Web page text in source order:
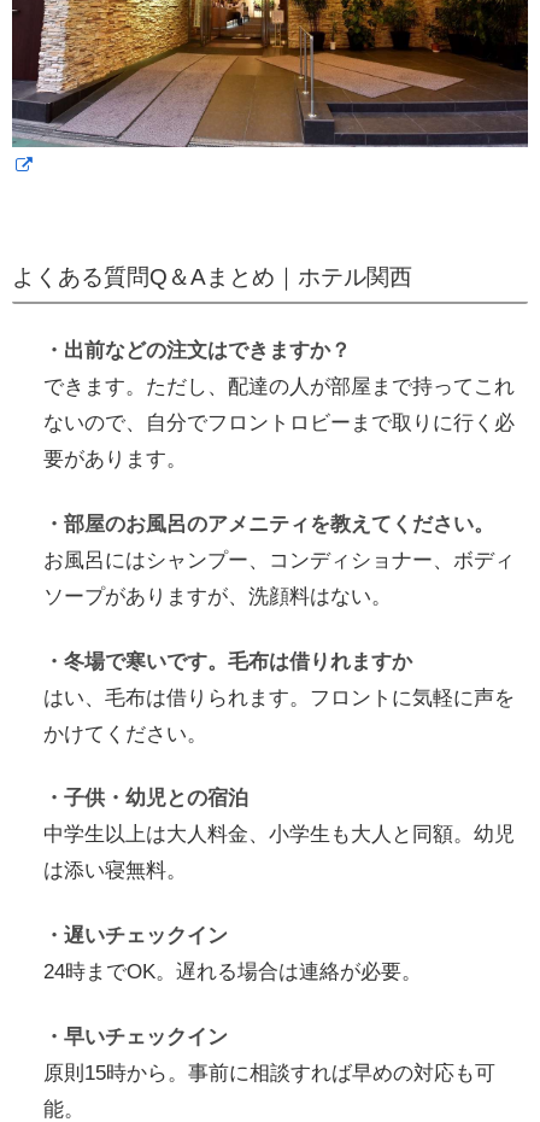
よくある質問Q＆Aまとめ｜ホテル関西
・出前などの注文はできますか？
できます。ただし、配達の人が部屋まで持ってこれ
ないので、自分でフロントロビーまで取りに行く必
要があります。
・部屋のお風呂のアメニティを教えてください。
お風呂にはシャンプー、コンディショナー、ボディ
ソープがありますが、洗顔料はない。
・冬場で寒いです。毛布は借りれますか
はい、毛布は借りられます。フロントに気軽に声を
かけてください。
・子供・幼児との宿泊
中学生以上は大人料金、小学生も大人と同額。幼児
は添い寝無料。
・遅いチェックイン
24時までOK。遅れる場合は連絡が必要。
・早いチェックイン
原則15時から。事前に相談すれば早めの対応も可
能。